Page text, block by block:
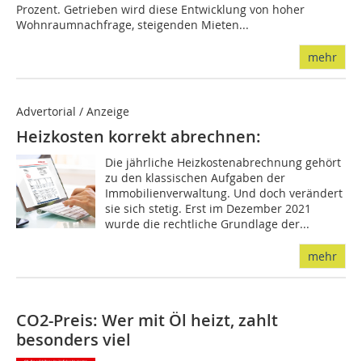
Prozent. Getrieben wird diese Entwicklung von hoher
Wohnraumnachfrage, steigenden Mieten...
mehr
Advertorial / Anzeige
Heizkosten korrekt abrechnen:
Die jährliche Heizkostenabrechnung gehört
zu den klassischen Aufgaben der
Immobilienverwaltung. Und doch verändert
sie sich stetig. Erst im Dezember 2021
wurde die rechtliche Grundlage der...
mehr
CO2-Preis: Wer mit Öl heizt, zahlt
besonders viel